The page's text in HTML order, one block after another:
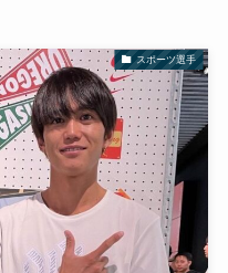
スポーツ選手